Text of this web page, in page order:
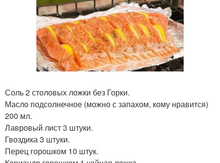
Соль 2 столовых ложки без Горки.
Масло подсолнечное (можно с запахом, кому нравится)
200 мл.
Лавровый лист 3 штуки.
Гвоздика 3 штуки.
Перец горошком 10 штук.